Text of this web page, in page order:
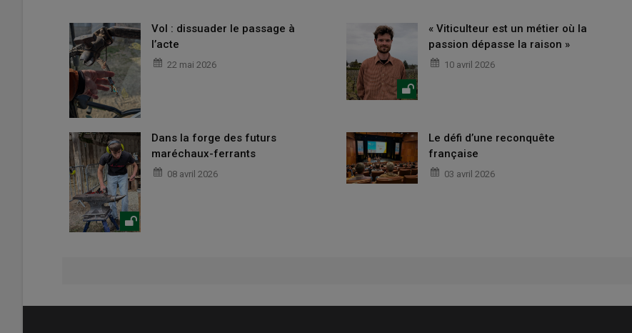
Vol : dissuader le passage à
l’acte
22 mai 2026
« Viticulteur est un métier où la
passion dépasse la raison »
10 avril 2026
Dans la forge des futurs
maréchaux-ferrants
08 avril 2026
Le défi d’une reconquête
française
03 avril 2026